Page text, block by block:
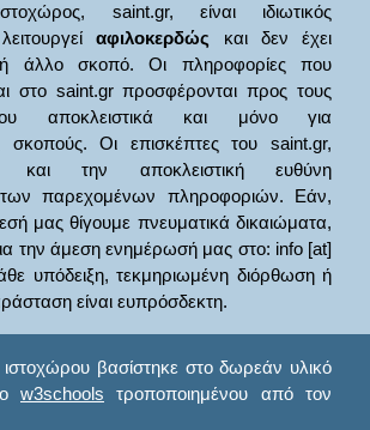
saint.gr, είναι ιδιωτικός
αφιλοκερδώς και δεν έχει
ή άλλο σκοπό. Οι πληροφορίες που
στο saint.gr προσφέρονται προς τους
αποκλειστικά και μόνο για
σκοπούς. Οι επισκέπτες του saint.gr,
και την αποκλειστική ευθύνη
παρεχομένων πληροφοριών. Εάν,
μας θίγουμε πνευματικά δικαιώματα,
την άμεση ενημέρωσή μας στο: info [at]
υπόδειξη, τεκμηριωμένη διόρθωση ή
είναι ευπρόσδεκτη.
βασίστηκε στο δωρεάν υλικό
w3schools τροποποιημένου από τον